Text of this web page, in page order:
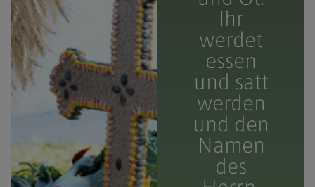
Ihr
werdet
essen
und satt
werden
und den
Namen
des